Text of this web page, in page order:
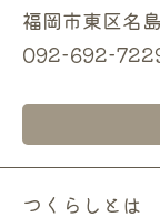
福岡市東区名
092-692-
つくらしとは